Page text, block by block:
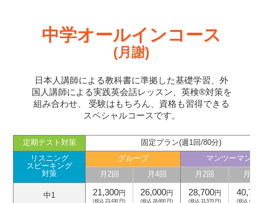
中学オールインコース
(月謝)
日本人講師による教科書に準拠した基礎学習、外
国人講師による実践英会話レッスン、英検®対策を
組み合わせ、
受験はもちろん、資格も習得できる
スペシャルコースです。
定期テスト対策
固定プラン(週1回/80分)
リスニング
スピーキング
対策
グループ
マンツーマン
月2回
月4回 月2回 月4回
中1 21,300円
(税込 23,430 円)
26,000円
(税込 28,600 円)
28,700円
(税込 31,570 円)
40,700
(税込 44,770